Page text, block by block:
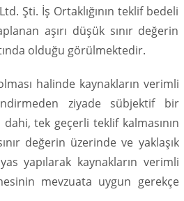
Şti. İş Ortaklığının teklif bedeli
aşırı düşük sınır değerin
olduğu görülmektedir.
halinde kaynakların verimli
ziyade sübjektif bir
tek geçerli teklif kalmasının
değerin üzerinde ve yaklaşık
yapılarak kaynakların verimli
mevzuata uygun gerekçe